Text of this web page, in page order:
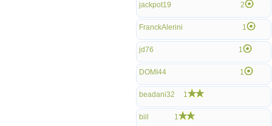
jackpot19 2
FranckAlerini 1
jd76 1
DOMI44 1
beadani32 1
biil 1